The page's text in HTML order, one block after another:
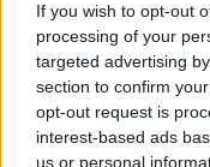
If you wish to opt-out
processing of your
targeted advertising
section to confirm
opt-out request is
interest-based ads
us or personal
prije 25 dana